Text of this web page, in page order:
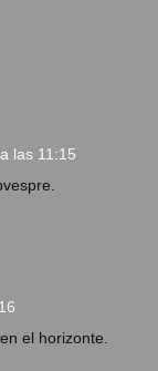
las 11:15
el horizonte.